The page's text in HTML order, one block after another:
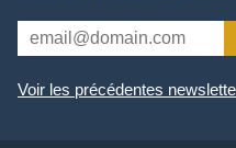
Voir les précédentes